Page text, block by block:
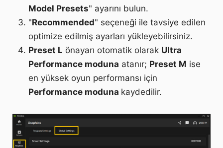
Model Presets" ayarını bulun.
"Recommended" seçeneği ile tavsiye edilen
optimize edilmiş ayarları yükleyebilirsiniz.
Preset L önayarı otomatik olarak Ultra
Performance moduna atanır; Preset M ise
en yüksek oyun performansı için
Performance moduna kaydedilir.